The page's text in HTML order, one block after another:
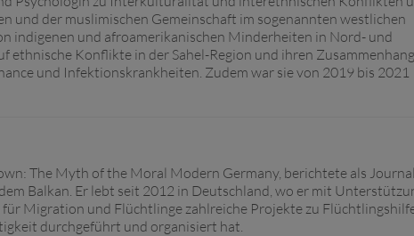
und der muslimischen Gemeinschaft im sogenannten westlichen
indigenen und afroamerikanischen Minderheiten in Nord- und
ethnische Konflikte in der Sahel-Region und ihren
und Infektionskrankheiten. Zudem war sie von 2019 bis 2021
The Myth of the Moral Modern Germany, berichtete als
Balkan. Er lebt seit 2012 in Deutschland, wo er mit
Migration und Flüchtlinge zahlreiche Projekte zu
durchgeführt und organisiert hat.